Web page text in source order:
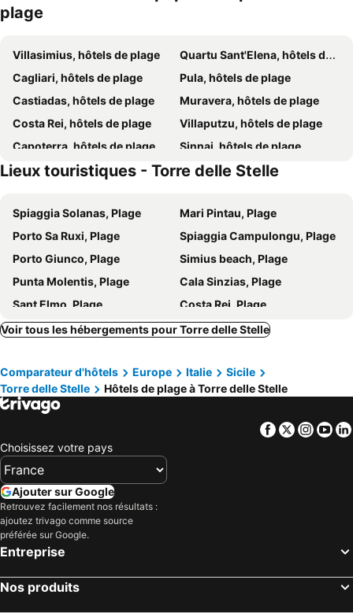
Boutique Hotel Su Sergenti
Hotel Su Meriagu
Cala Sinzias Resort
Limone Beach Resort
Hotel Garden Beach
Alma Resort
Sant'Elmo Beach Hotel
La Villa Del Re - Adults Only - Small Luxury Hotels of the World
Villas Resort Wellness & SPA
Le Ginestre
Battistina
Costa Rei
Albaruja Hotel
plage
Villasimius, hôtels de plage
Quartu Sant'Elena, hôtels de plage
Cagliari, hôtels de plage
Pula, hôtels de plage
Castiadas, hôtels de plage
Muravera, hôtels de plage
Costa Rei, hôtels de plage
Villaputzu, hôtels de plage
Capoterra, hôtels de plage
Sinnai, hôtels de plage
Quartucciu, hôtels de plage
Lieux touristiques - Torre delle Stelle
Spiaggia Solanas, Plage
Mari Pintau, Plage
Porto Sa Ruxi, Plage
Spiaggia Campulongu, Plage
Porto Giunco, Plage
Simius beach, Plage
Punta Molentis, Plage
Cala Sinzias, Plage
Sant Elmo, Plage
Costa Rei, Plage
Poetto, Plage
Voir tous les hébergements pour Torre delle Stelle
Comparateur d'hôtels Europe Italie
Sicile
Torre delle Stelle
Hôtels de plage à Torre delle Stelle
Facebook
Twitter
Choisissez votre pays
Ajouter sur Google
Retrouvez facilement nos résultats :
ajoutez trivago comme source
préférée sur Google.
Entreprise
Nos produits